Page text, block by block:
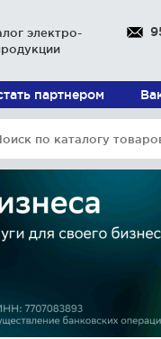
электро-
партнером